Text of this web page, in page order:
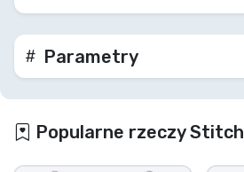
Parametry
Popularne rzeczy Stitch